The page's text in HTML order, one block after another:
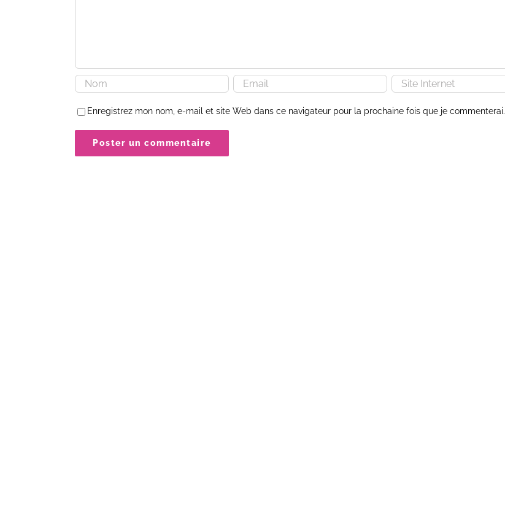
Enregistrez mon nom, e-mail et site Web dans ce navigateur pour la prochaine fois que je commenterai.